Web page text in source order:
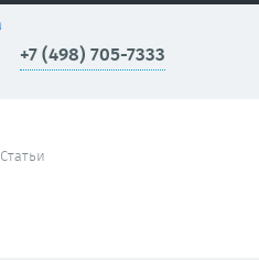
+7 (498) 705-7333
Статьи